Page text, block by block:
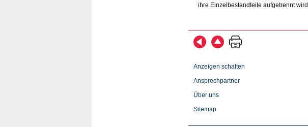
ihre Einzelbestandteile aufgetrennt
Anzeigen schalten
Ansprechpartner
Über uns
Sitemap